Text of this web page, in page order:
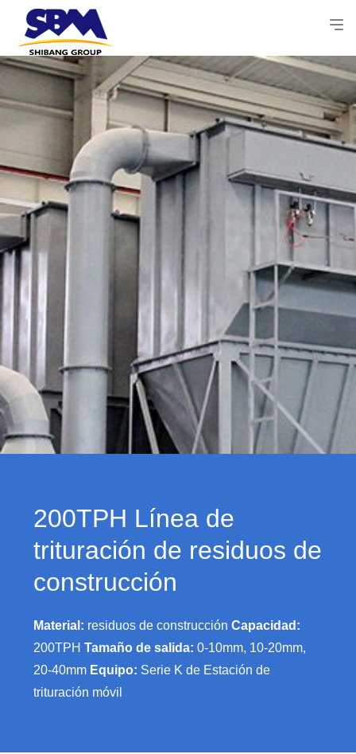
200TPH Línea de
trituración de residuos de
construcción
Material: residuos de construcciónCapacidad:
200TPHTamaño de salida: 0-10mm, 10-20mm,
20-40mm Equipo: Serie K de Estación de
trituración móvil